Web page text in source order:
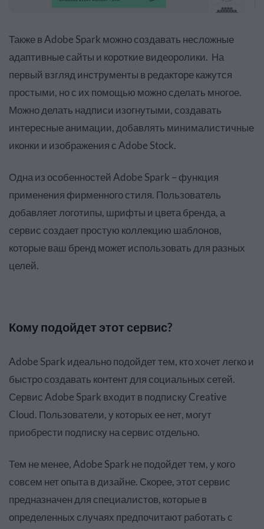
Также в Adobe Spark можно создавать несложные
адаптивные сайты и короткие видеоролики. На
первый взгляд инструменты в редакторе кажутся
простыми, но с их помощью можно сделать многое.
Можно делать надписи изогнутыми, создавать
интересные анимации, добавлять минималистичные
иконки и изображения с Adobe Stock.
Одна из особенностей Adobe Spark – функция
применения фирменного стиля. Пользователь
добавляет логотипы, шрифты и цвета бренда, а
сервис создает простую коллекцию шаблонов,
которые ваш бренд может использовать для разных
целей.
Кому подойдет этот сервис?
Adobe Spark идеально подойдет тем, кто хочет легко и
быстро создавать контент для социальных сетей.
Сервис Adobe Spark входит в подписку Creative
Cloud. Пользователи, у которых ее нет, могут
приобрести подписку на сервис отдельно.
Тем не менее, Adobe Spark не подойдет тем, у кого
совсем нет опыта в дизайне. Скорее, этот сервис
предназначен для специалистов, которые в
определенных случаях предпочитают работать с